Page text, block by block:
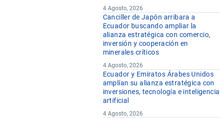
4 Agosto, 2026
Canciller de Japón arribara a
Ecuador buscando ampliar la
alianza estratégica con comercio,
inversión y cooperación en
minerales críticos
4 Agosto, 2026
Ecuador y Emiratos Árabes Unidos
amplían su alianza estratégica con
inversiones, tecnología e inteligencia
artificial
4 Agosto, 2026